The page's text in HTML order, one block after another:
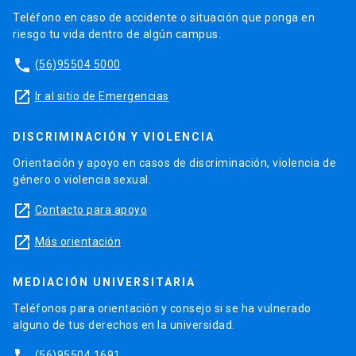
Teléfono en caso de accidente o situación que ponga en
riesgo tu vida dentro de algún campus.
phone (56)95504 5000
launch Ir al sitio de Emergencias
DISCRIMINACIÓN Y VIOLENCIA
Orientación y apoyo en casos de discriminación, violencia de
género o violencia sexual.
launch Contacto para apoyo
launch Más orientación
MEDIACIÓN UNIVERSITARIA
Teléfonos para orientación y consejo si se ha vulnerado
alguno de tus derechos en la universidad.